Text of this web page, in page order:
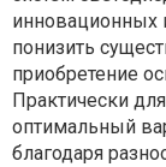
инновационных
понизить
приобретение
Практически
оптимальный
благодаря